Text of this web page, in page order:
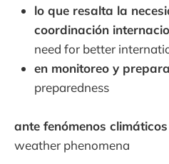
lo que resalta la
coordinación
need for better
en monitoreo y
preparedness
ante fenómenos
weather phenomena